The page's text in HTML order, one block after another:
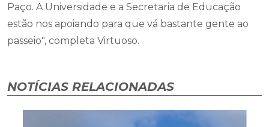
Paço. A Universidade e a Secretaria de Educação
estão nos apoiando para que vá bastante gente ao
passeio", completa Virtuoso.
NOTÍCIAS RELACIONADAS